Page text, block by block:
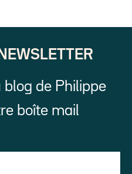
blog de Philippe
boîte mail